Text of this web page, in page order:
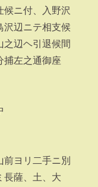
ニ付、入野沢
沢辺ニテ相支候
之辺ヘ引退候間
捕左之通御座
前ヨリ二手ニ別
長薩、土、大